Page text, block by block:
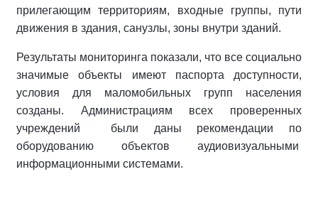
прилегающим территориям, входные группы, пути
движения в здания, санузлы, зоны внутри зданий.
Результаты мониторинга показали, что все социально
значимые объекты имеют паспорта доступности,
условия для маломобильных групп населения
созданы. Администрациям всех проверенных
учреждений были даны рекомендации по
оборудованию объектов аудиовизуальными
информационными системами.